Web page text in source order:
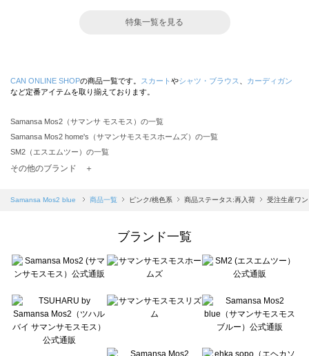
特集一覧を見る
CAN ONLINE SHOPの商品一覧です。 スカート やシャツ・ブラウス
カーディガン
など定番アイテムを取り揃えております。
Samansa Mos2（サマンサ モスモス）の一覧
Samansa Mos2 home's（サマンサモスモスホームズ）の一覧
SM2（エスエムツー）の一覧
TSUHARU by Samansa Mos2（ツハルバイサマンサモスモス）の一覧
Samansa Mos2 blue（サマンサモスモス ブルー）の一覧
Te chichi（テチチ）の一覧
Te chichi CLASSIC（テチチ クラシック）の一覧
Lugnoncure（ルノンキュール）の一覧
BETTY'S BLUE（べティーズブルー）の一覧
Wpc.（ワールドパーティー）の一覧
その他のブランド ＋
Samansa Mos2 blue 商品一覧 ピンク/桃色系 商品ステータス:再入荷 受注生産ワ
ブランド一覧